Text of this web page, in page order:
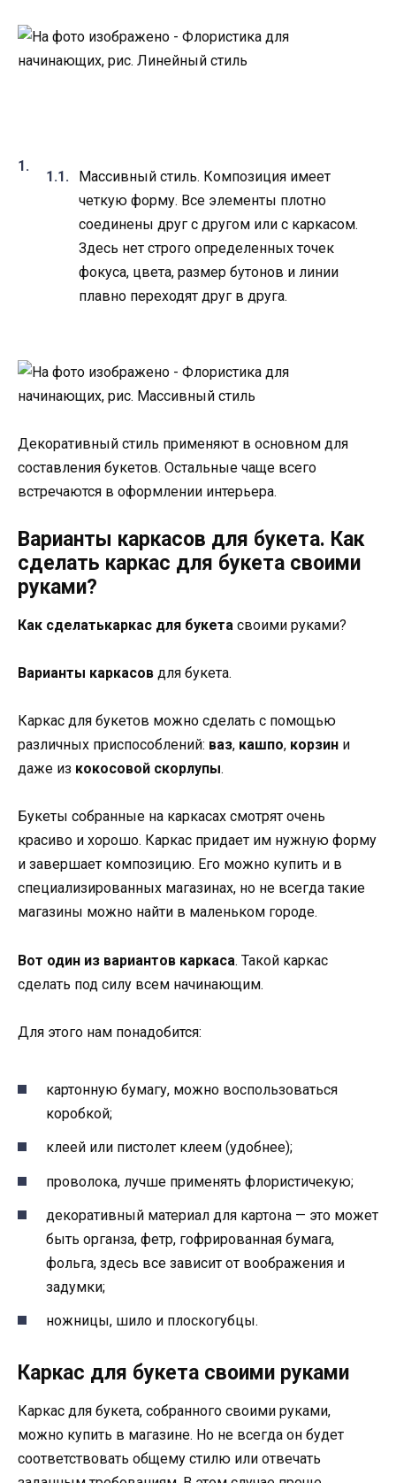
Массивный стиль. Композиция имеет
четкую форму. Все элементы плотно
соединены друг с другом или с каркасом.
Здесь нет строго определенных точек
фокуса, цвета, размер бутонов и линии
плавно переходят друг в друга.
Декоративный стиль применяют в основном для
составления букетов. Остальные чаще всего
встречаются в оформлении интерьера.
Варианты каркасов для букета. Как
сделать каркас для букета своими
руками?
Как сделатькаркас для букета своими руками?
Варианты каркасов для букета.
Каркас для букетов можно сделать с помощью
различных приспособлений: ваз, кашпо, корзин и
даже из кокосовой скорлупы.
Букеты собранные на каркасах смотрят очень
красиво и хорошо. Каркас придает им нужную форму
и завершает композицию. Его можно купить и в
специализированных магазинах, но не всегда такие
магазины можно найти в маленьком городе.
Вот один из вариантов каркаса. Такой каркас
сделать под силу всем начинающим.
Для этого нам понадобится:
картонную бумагу, можно воспользоваться
коробкой;
клеей или пистолет клеем (удобнее);
проволока, лучше применять флористичекую;
декоративный материал для картона — это может
быть органза, фетр, гофрированная бумага,
фольга, здесь все зависит от воображения и
задумки;
ножницы, шило и плоскогубцы.
Каркас для букета своими руками
Каркас для букета, собранного своими руками,
можно купить в магазине. Но не всегда он будет
соответствовать общему стилю или отвечать